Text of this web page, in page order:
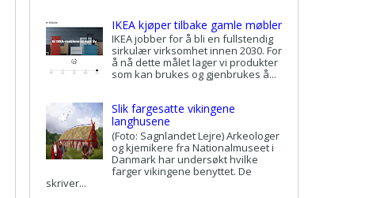
IKEA kjøper tilbake gamle møbler
IKEA jobber for å bli en fullstendig
sirkulær virksomhet innen 2030. For
å nå dette målet lager vi produkter
som kan brukes og gjenbrukes å...
Slik fargesatte vikingene
langhusene
(Foto: Sagnlandet Lejre) Arkeologer
og kjemikere fra Nationalmuseet i
Danmark har undersøkt hvilke
farger vikingene benyttet. De
skriver...